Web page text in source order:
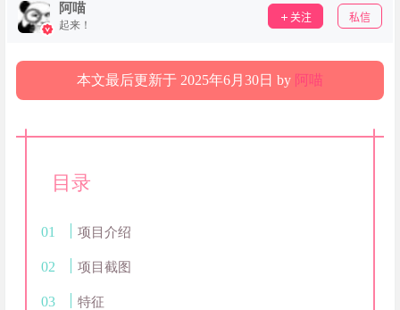
阿喵
起来！
关注 私信
本文最后更新于 2025年6月30日 by 阿喵
目录
项目介绍
项目截图
特征